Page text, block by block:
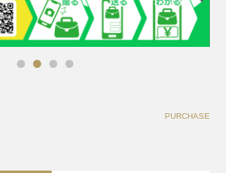
PURCHASE